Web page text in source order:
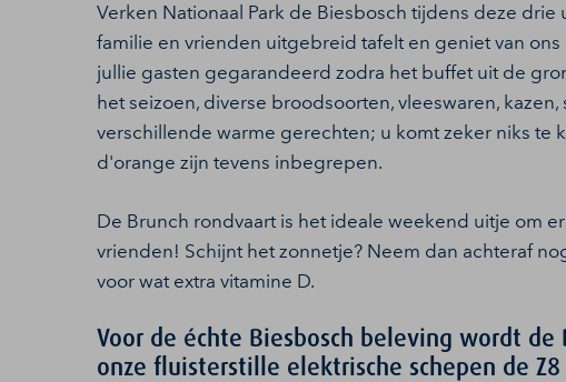
Verken Nationaal Park de Biesbosch tijdens deze
familie en vrienden uitgebreid tafelt en geniet van
jullie gasten gegarandeerd zodra het buffet uit de
het seizoen, diverse broodsoorten, vleeswaren,
verschillende warme gerechten; u komt zeker niks te
d'orange zijn tevens inbegrepen.
De Brunch rondvaart is het ideale weekend uitje om
vrienden! Schijnt het zonnetje? Neem dan achteraf
voor wat extra vitamine D.
Voor de échte Biesbosch beleving wordt
onze fluisterstille elektrische schepen de Z8